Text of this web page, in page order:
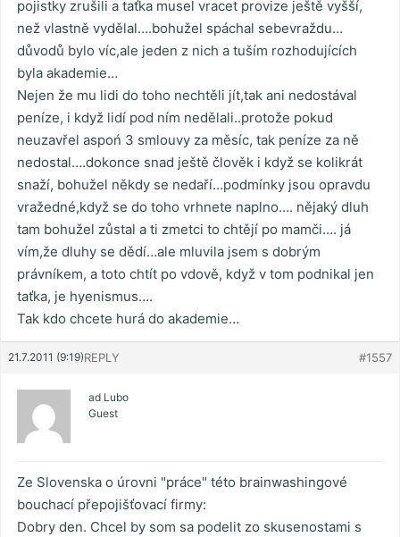
pojistky zrušili a taťka musel vracet provize ještě vyšší,
než vlastně vydělal….bohužel spáchal sebevraždu…
důvodů bylo víc,ale jeden z nich a tuším rozhodujících
byla akademie…
Nejen že mu lidi do toho nechtěli jít,tak ani nedostával
peníze, i když lidí pod ním nedělali..protože pokud
neuzavřel aspoń 3 smlouvy za měsíc, tak peníze za ně
nedostal….dokonce snad ještě člověk i když se kolikrát
snaží, bohužel někdy se nedaří…podmínky jsou opravdu
vražedné,když se do toho vrhnete naplno…. nějaký dluh
tam bohužel zůstal a ti zmetci to chtějí po mamči…. já
vím,že dluhy se dědí…ale mluvila jsem s dobrým
právníkem, a toto chtít po vdově, když v tom podnikal jen
taťka, je hyenismus….
Tak kdo chcete hurá do akademie…
21.7.2011 (9:19) #1557
REPLY
ad Lubo
Guest
Ze Slovenska o úrovni "práce" této brainwashingové
bouchací přepojišťovací firmy:
Dobry den. Chcel by som sa podelit zo skusenostami s